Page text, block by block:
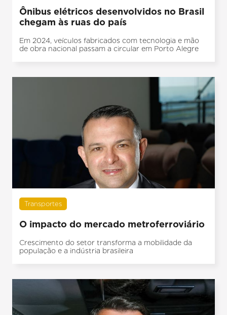
Ônibus elétricos desenvolvidos no Brasil
chegam às ruas do país
Em 2024, veículos fabricados com tecnologia e mão
de obra nacional passam a circular em Porto Alegre
Transportes
O impacto do mercado metroferroviário
Crescimento do setor transforma a mobilidade da
população e a indústria brasileira